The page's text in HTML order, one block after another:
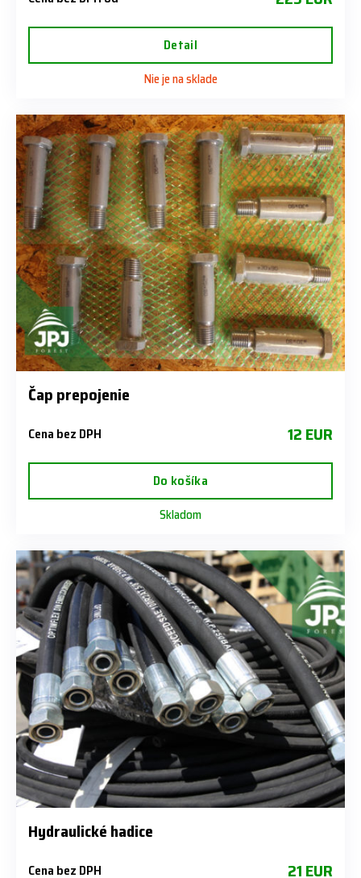
Detail
Nie je na sklade
Čap prepojenie
Cena bez DPH 12 EUR
Do košíka
Skladom
Hydraulické hadice
Cena bez DPH 21 EUR